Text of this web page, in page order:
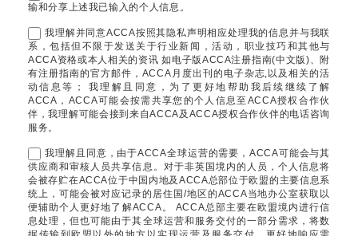
输和分享上述我已输入的个人信息。
我理解并同意ACCA按照其隐私声明相应处理我的信息并与我联
系，包括但不限于发送关于行业新闻，活动，职业技巧和其他与
ACCA资格或本人相关的资讯 如电子版ACCA注册指南(中文版)、附
有注册指南的官方邮件，ACCA月度出刊的电子杂志,以及相关的活
动信息等； 我理解且同意，为了更好地帮助我后续继续了解
ACCA，ACCA可能会按需共享您的个人信息至ACCA授权合作伙
伴，我理解可能会接到来自ACCA及ACCA授权合作伙伴的电话咨询
服务。
我理解且同意，由于ACCA全球运营的需要，ACCA可能会与其
供应商和审核人员共享信息。对于非英国境内的人员，个人信息将
会被存贮在ACCA位于中国内地及ACCA总部位于欧盟的主要信息系
统上，可能会被对应记录的居住国/地区的ACCA当地办公室获取以
便辅助个人更好地了解ACCA。 ACCA总部主要在欧盟境内进行信
息处理，但也可能由于其全球运营和服务交付的一部分需求，将数